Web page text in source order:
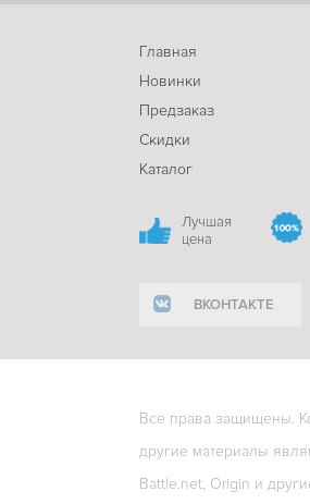
Главная
Новинки
Предзаказ
Скидки
Каталог
Лучшая
цена
ВКОНТАКТЕ
Все права защищены.
другие материалы
Battle.net, Origin и